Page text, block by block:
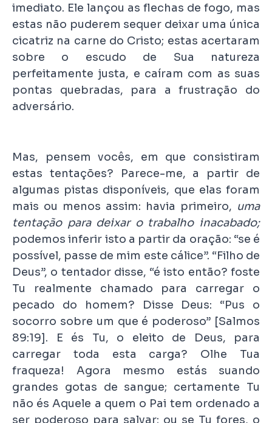
imediato. Ele lançou as flechas de fogo, mas
estas não puderem sequer deixar uma única
cicatriz na carne do Cristo; estas acertaram
sobre o escudo de Sua natureza
perfeitamente justa, e caíram com as suas
pontas quebradas, para a frustração do
adversário.
Mas, pensem vocês, em que consistiram
estas tentações? Parece-me, a partir de
algumas pistas disponíveis, que elas foram
mais ou menos assim: havia primeiro, uma
tentação para deixar o trabalho inacabado;
podemos inferir isto a partir da oração: “se é
possível, passe de mim este cálice”. “Filho de
Deus”, o tentador disse, “é isto então? foste
Tu realmente chamado para carregar o
pecado do homem? Disse Deus: “Pus o
socorro sobre um que é poderoso” [Salmos
89:19]. E és Tu, o eleito de Deus, para
carregar toda esta carga? Olhe Tua
fraqueza! Agora mesmo estás suando
grandes gotas de sangue; certamente Tu
não és Aquele a quem o Pai tem ordenado a
ser poderoso para salvar; ou se Tu fores, o